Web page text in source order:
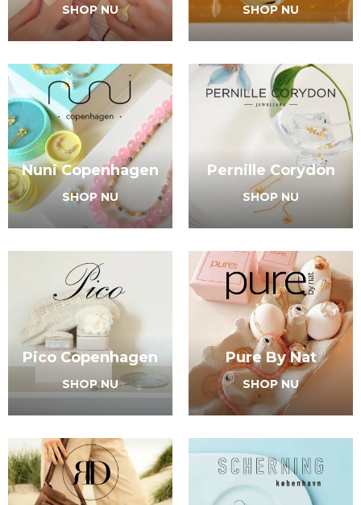
SHOP NU SHOP NU
Nuni Copenhagen
SHOP NU
Pernille Corydon
SHOP NU
Pico Copenhagen
SHOP NU
Pure By Nat
SHOP NU